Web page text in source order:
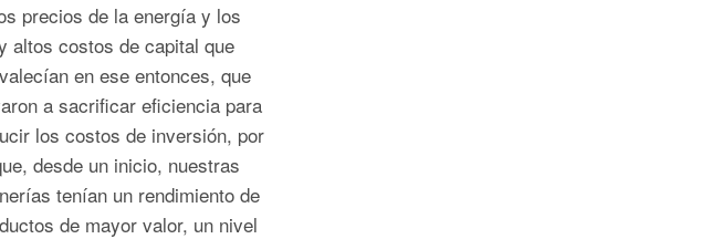
precios de la energía y los
altos costos de capital que
en ese entonces, que
a sacrificar eficiencia para
los costos de inversión, por
desde un inicio, nuestras
tenían un rendimiento de
de mayor valor, un nivel